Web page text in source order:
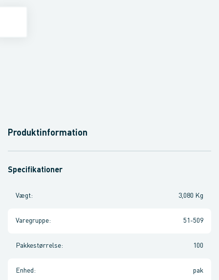
Produktinformation
Specifikationer
Vægt: 3,080 Kg
Varegruppe: 51-509
Pakkestørrelse: 100
Enhed : pak